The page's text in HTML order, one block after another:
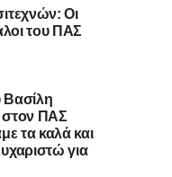
Οι
του ΠΑΣ
Βασίλη
ΠΑΣ
τα καλά και
για